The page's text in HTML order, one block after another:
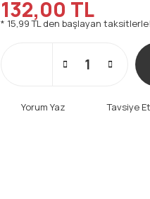
132,00 TL
* 15,99 TL den başlayan
Yorum Yaz Tavsiye Et